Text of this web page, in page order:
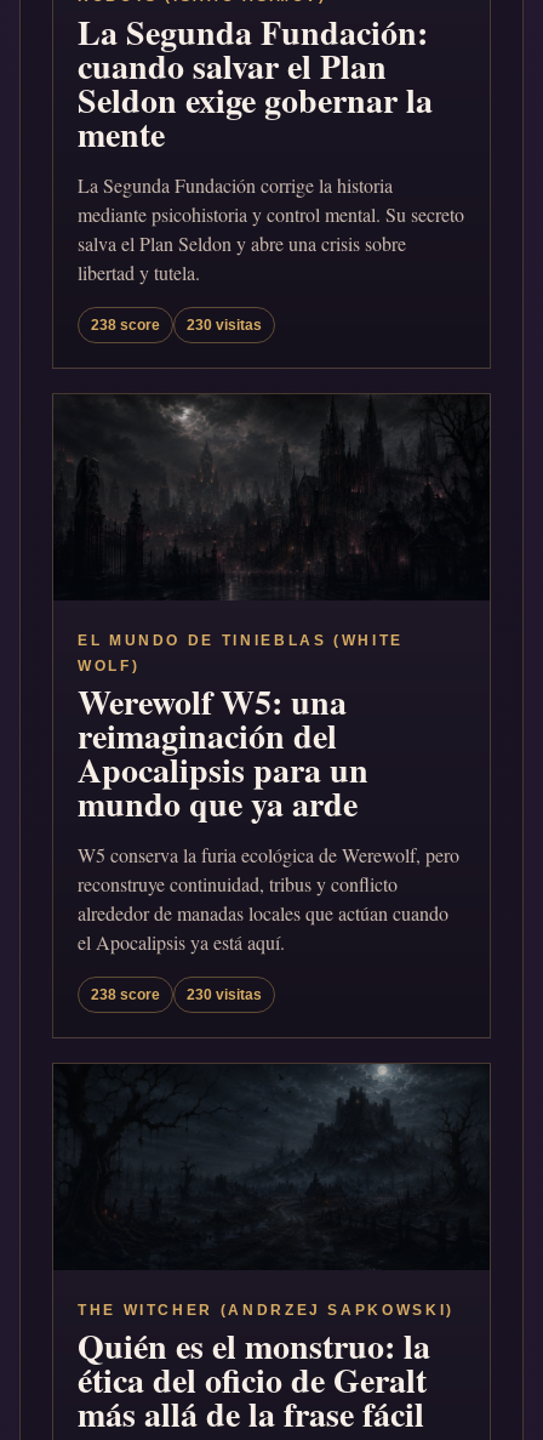
La Segunda Fundación:
cuando salvar el Plan
Seldon exige gobernar la
mente
La Segunda Fundación corrige la historia
mediante psicohistoria y control mental. Su secreto
salva el Plan Seldon y abre una crisis sobre
libertad y tutela.
238 score 230 visitas
EL MUNDO DE TINIEBLAS (WHITE
WOLF)
Werewolf W5: una
reimaginación del
Apocalipsis para un
mundo que ya arde
W5 conserva la furia ecológica de Werewolf, pero
reconstruye continuidad, tribus y conflicto
alrededor de manadas locales que actúan cuando
el Apocalipsis ya está aquí.
238 score 230 visitas
THE WITCHER (ANDRZEJ SAPKOWSKI)
Quién es el monstruo: la
ética del oficio de Geralt
más allá de la frase fácil